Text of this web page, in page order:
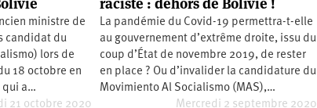
ministre de
candidat du
lors de
18 octobre en
qui a…
21 octobre 2020
La pandémie du Covid-19 permettra-t-elle
au gouvernement d’extrême droite, issu du
coup d’État de novembre 2019, de rester
en place ? Ou d’invalider la candidature du
Movimiento Al Socialismo (MAS),…
Mercredi 2 septembre 2020